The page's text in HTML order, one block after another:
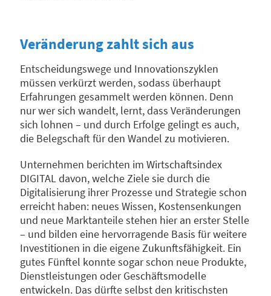
Veränderung zahlt sich aus
Entscheidungswege und Innovationszyklen
müssen verkürzt werden, sodass überhaupt
Erfahrungen gesammelt werden können. Denn
nur wer sich wandelt, lernt, dass Veränderungen
sich lohnen – und durch Erfolge gelingt es auch,
die Belegschaft für den Wandel zu motivieren.
Unternehmen berichten im Wirtschaftsindex
DIGITAL davon, welche Ziele sie durch die
Digitalisierung ihrer Prozesse und Strategie schon
erreicht haben: neues Wissen, Kostensenkungen
und neue Marktanteile stehen hier an erster Stelle
– und bilden eine hervorragende Basis für weitere
Investitionen in die eigene Zukunftsfähigkeit. Ein
gutes Fünftel konnte sogar schon neue Produkte,
Dienstleistungen oder Geschäftsmodelle
entwickeln. Das dürfte selbst den kritischsten